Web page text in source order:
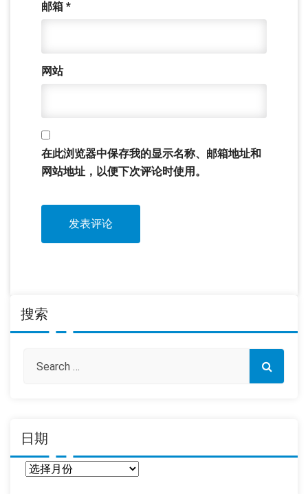
邮箱 *
网站
在此浏览器中保存我的显示名称、邮箱地址和
网站地址，以便下次评论时使用。
搜索
日期